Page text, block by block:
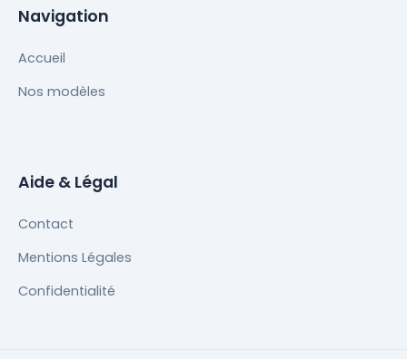
Navigation
Accueil
Nos modèles
Aide & Légal
Contact
Mentions Légales
Confidentialité